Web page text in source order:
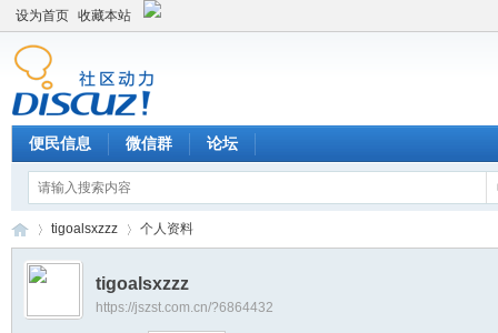
设为首页 收藏本站
便民信息 微信群 论坛
›
tigoalsxzzz 个人资料
tigoalsxzzz
https://jszst.com.cn/?6864432